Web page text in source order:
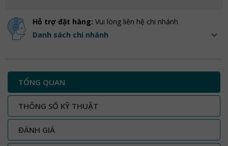
Hỗ trợ đặt hàng: Vui lòng liên hệ chi nhánh
Danh sách chi nhánh
TỔNG QUAN
THÔNG SỐ KỸ THUẬT
ĐÁNH GIÁ